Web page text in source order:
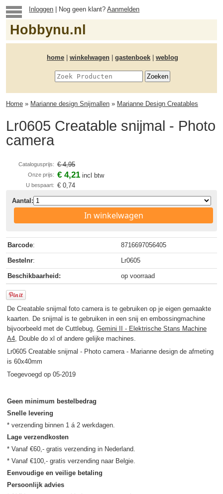
Inloggen | Nog geen klant?Aanmelden
Hobbynu.nl
home winkelwagen gastenboek weblog
Home » Marianne design Snijmallen » Marianne Design Creatables
Lr0605 Creatable snijmal - Photo
camera
Catalogusprijs: € 4,95
Onze prijs: € 4,21 incl btw
U bespaart: € 0,74
Aantal:
In winkelwagen
Barcode: 8716697056405
Bestelnr: Lr0605
Beschikbaarheid: op voorraad
De Creatable snijmal foto camera is te gebruiken op je eigen gemaakte
kaarten. De snijmal is te gebruiken in een snij en embossingmachine
bijvoorbeeld met de Cuttlebug, Gemini II - Elektrische Stans Machine
A4, Double do xl of andere gelijke machines.
Lr0605 Creatable snijmal - Photo camera - Marianne design de afmeting
is 60x40mm
Toegevoegd op 05-2019
Geen minimum bestelbedrag
Snelle levering
Lage verzendkosten
* Vanaf €60,- gratis verzending in Nederland.
Eenvoudige en veilige betaling
Persoonlijk advies